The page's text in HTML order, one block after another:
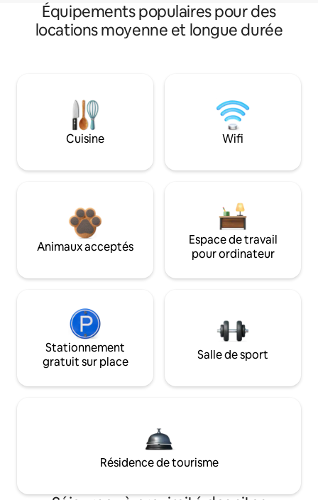
Équipements populaires pour des
locations moyenne et longue durée
Cuisine Wifi
Animaux acceptés
Espace de travail
pour ordinateur
Stationnement
gratuit sur place
Salle de sport
Résidence de tourisme